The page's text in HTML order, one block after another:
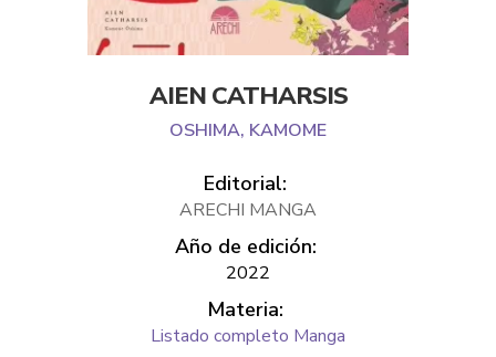
AIEN CATHARSIS
OSHIMA, KAMOME
Editorial:
ARECHI MANGA
Año de edición:
2022
Materia:
Listado completo Manga